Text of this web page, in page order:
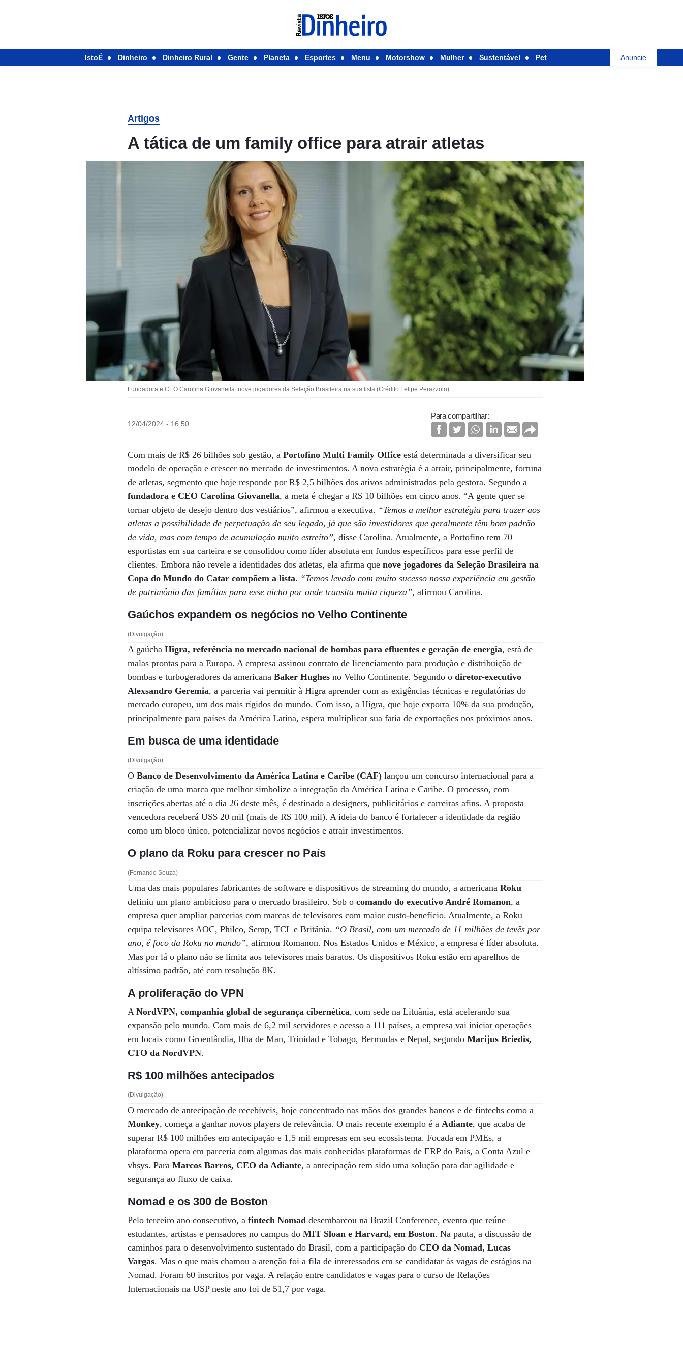
IstoÉ Dinheiro Dinheiro Rural Gente Planeta Esportes Menu Motorshow Mulher Sustentável Pet Anuncie
Artigos
A tática de um family office para atrair atletas
Fundadora e CEO Carolina Giovanella: nove jogadores da Seleção Brasileira na sua lista (Crédito:Felipe Perazzolo)
12/04/2024 - 16:50
Para compartilhar:
Com mais de R$ 26 bilhões sob gestão, aPortofino Multi Family Office está determinada a diversificar seu
modelo de operação e crescer no mercado de investimentos. A nova estratégia é a atrair, principalmente, fortuna
de atletas, segmento que hoje responde por R$ 2,5 bilhões dos ativos administrados pela gestora. Segundo a
fundadora e CEO Carolina Giovanella, a meta é chegar a R$ 10 bilhões em cinco anos. “A gente quer se
tornar objeto de desejo dentro dos vestiários”, afirmou a executiva. “Temos a melhor estratégia para trazer aos
atletas a possibilidade de perpetuação de seu legado, já que são investidores que geralmente têm bom padrão
de vida, mas com tempo de acumulação muito estreito”, disse Carolina. Atualmente, a Portofino tem 70
esportistas em sua carteira e se consolidou como líder absoluta em fundos específicos para esse perfil de
clientes. Embora não revele a identidades dos atletas, ela afirma quenove jogadores da Seleção Brasileira na
Copa do Mundo do Catar compõem a lista. “Temos levado com muito sucesso nossa experiência em gestão
de patrimônio das famílias para esse nicho por onde transita muita riqueza”, afirmou Carolina.
Gaúchos expandem os negócios no Velho Continente
(Divulgação)
A gaúchaHigra, referência no mercado nacional de bombas para efluentes e geração de energia, está de
malas prontas para a Europa. A empresa assinou contrato de licenciamento para produção e distribuição de
bombas e turbogeradores da americanaBaker Hughes no Velho Continente. Segundo odiretor-executivo
Alexsandro Geremia, a parceria vai permitir à Higra aprender com as exigências técnicas e regulatórias do
mercado europeu, um dos mais rígidos do mundo. Com isso, a Higra, que hoje exporta 10% da sua produção,
principalmente para países da América Latina, espera multiplicar sua fatia de exportações nos próximos anos.
Em busca de uma identidade
(Divulgação)
OBanco de Desenvolvimento da América Latina e Caribe (CAF) lançou um concurso internacional para a
criação de uma marca que melhor simbolize a integração da América Latina e Caribe. O processo, com
inscrições abertas até o dia 26 deste mês, é destinado a designers, publicitários e carreiras afins. A proposta
vencedora receberá US$ 20 mil (mais de R$ 100 mil). A ideia do banco é fortalecer a identidade da região
como um bloco único, potencializar novos negócios e atrair investimentos.
O plano da Roku para crescer no País
(Fernando Souza)
Uma das mais populares fabricantes de software e dispositivos de streaming do mundo, a americanaRoku
definiu um plano ambicioso para o mercado brasileiro. Sob ocomando do executivo André Romanon, a
empresa quer ampliar parcerias com marcas de televisores com maior custo-benefício. Atualmente, a Roku
equipa televisores AOC, Philco, Semp, TCL e Britânia. “O Brasil, com um mercado de 11 milhões de tevês por
ano, é foco da Roku no mundo”, afirmou Romanon. Nos Estados Unidos e México, a empresa é líder absoluta.
Mas por lá o plano não se limita aos televisores mais baratos. Os dispositivos Roku estão em aparelhos de
altíssimo padrão, até com resolução 8K.
A proliferação do VPN
ANordVPN, companhia global de segurança cibernética, com sede na Lituânia, está acelerando sua
expansão pelo mundo. Com mais de 6,2 mil servidores e acesso a 111 países, a empresa vai iniciar operações
em locais como Groenlândia, Ilha de Man, Trinidad e Tobago, Bermudas e Nepal, segundoMarijus Briedis,
CTO da NordVPN.
R$ 100 milhões antecipados
(Divulgação)
O mercado de antecipação de recebíveis, hoje concentrado nas mãos dos grandes bancos e de fintechs como a
Monkey, começa a ganhar novos players de relevância. O mais recente exemplo é aAdiante, que acaba de
superar R$ 100 milhões em antecipação e 1,5 mil empresas em seu ecossistema. Focada em PMEs, a
plataforma opera em parceria com algumas das mais conhecidas plataformas de ERP do País, a Conta Azul e
vhsys. ParaMarcos Barros, CEO da Adiante, a antecipação tem sido uma solução para dar agilidade e
segurança ao fluxo de caixa.
Nomad e os 300 de Boston
Pelo terceiro ano consecutivo, afintech Nomad desembarcou na Brazil Conference, evento que reúne
estudantes, artistas e pensadores no campus do MIT Sloan e Harvard, em Boston. Na pauta, a discussão de
caminhos para o desenvolvimento sustentado do Brasil, com a participação do CEO da Nomad, Lucas
Vargas. Mas o que mais chamou a atenção foi a fila de interessados em se candidatar às vagas de estágios na
Nomad. Foram 60 inscritos por vaga. A relação entre candidatos e vagas para o curso de Relações
Internacionais na USP neste ano foi de 51,7 por vaga.